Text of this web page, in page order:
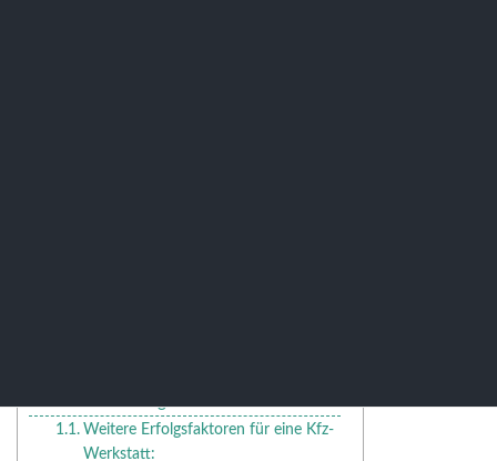
Weitere Erfolgsfaktoren für eine Kfz-
Werkstatt: